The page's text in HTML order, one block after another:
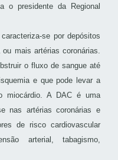
o presidente da Regional
se por depósitos
mais artérias coronárias.
o fluxo de sangue até
e que pode levar a
miocárdio. A DAC é uma
nas artérias coronárias e
de risco cardiovascular
arterial, tabagismo,